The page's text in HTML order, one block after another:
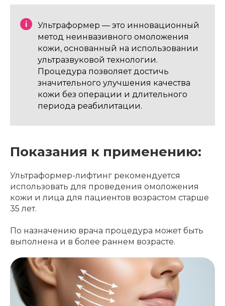
Ультраформер — это инновационный
метод неинвазивного омоложения
кожи, основанный на использовании
ультразвуковой технологии.
Процедура позволяет достичь
значительного улучшения качества
кожи без операции и длительного
периода реабилитации.
Показания к применению:
Ультраформер-лифтинг рекомендуется
использовать для проведения омоложения
кожи и лица для пациентов возрастом старше
35 лет.
По назначению врача процедура может быть
выполнена и в более раннем возрасте.